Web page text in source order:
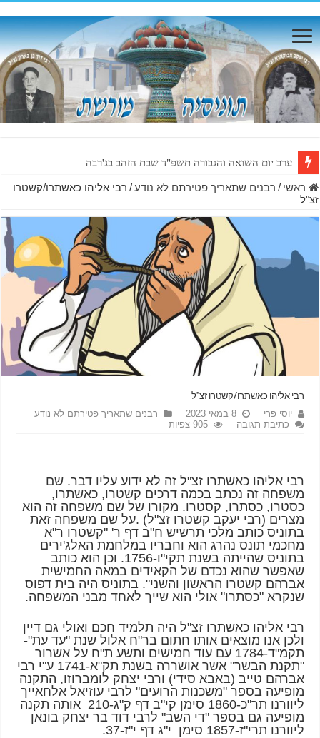
ערב יום השואה והגבורה תשפ"ד שבת הזהב בג'רבה
ראשי / רבנים שתאריך פטירתם לא נודע/ רבי אליהו כאשתרו/קשטרו
זצ"ל
רבי אליהו כאשתרו/קשטרו זצ"ל
יוסי פרי 8 במאי 2023
רבנים שתאריך פטירתם לא נודע
כתיבת תגובה
905 צפיות
רבי אליהו כאשתרו זצ"ל זה לא ידוע עליו דבר. שם
משפחה זה נכתב בכמה דרכים קשטרו, כאשתרו,
כסטרו, כסתרו, קסטרו. מקורו של שם משפחה זה הוא
מצרים (רבי יעקב קשטרו זצ"ל) .על שם משפחה זאת
בתוניס כותב מלכי תרשיש ח"ב דף ר' "קשטרו ר"א
מחכמי תונס נהרג הוא וחבריו במלחמת האלג'ירים
בתוניס שהייתה בשנת תקי"ו-1756. וכן הוא כותב
שאפשר שהוא נכדם של הקאידים במאה החמישית
אברהם קשטרו הראשון והשני". בתוניס היה בית דפוס
שנקרא "כסתרו" אולי הוא שייך לאחד מבני המשפחה.
רבי אליהו כאשתרו זצ"ל היה תלמיד חכם ואולי גם דיין
ולכן אנו מוצאים אותו חתום בר"ח אלול שנת "עד עת"-
תקמ"ד-1784 עם עוד חמישים ותשע ת"ח על אשרור
"תקנת הבשר" אשר אושררה בשנת תק"א-1741 ע"י רבי
אברהם טייב (באבא סידי) ורבי יצחק לומברוזו, התקנה
מופיעה בספר "משכנות הרועים" לרבי עוזיאל אלחאייך
ליוורנו תר"כ-1860 סימן קי"ב דף ק"ג-210 אותה תקנה
מופיעה גם בספר "די השב" לרבי דוד בר יצחק בונאן
ליוורנו תרי"ז-1857 סימן י"ג דף י"ז-37.